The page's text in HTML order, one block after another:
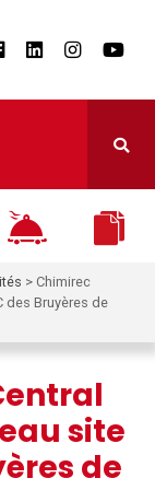
> Chimirec
des Bruyères de
site
de